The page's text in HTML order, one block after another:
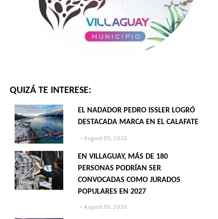
QUIZÁ TE INTERESE:
EL NADADOR PEDRO ISSLER LOGRÓ
DESTACADA MARCA EN EL CALAFATE
August 05, 2026
EN VILLAGUAY, MÁS DE 180
PERSONAS PODRÍAN SER
CONVOCADAS COMO JURADOS
POPULARES EN 2027
August 05, 2026